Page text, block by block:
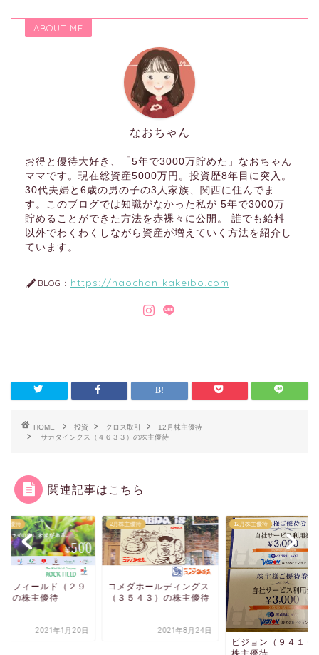
ABOUT ME
なおちゃん
お得と優待大好き、「5年で3000万貯めた」なおちゃん
ママです。現在総資産5000万円。投資歴8年目に突入。
30代夫婦と6歳の男の子の3人家族、関西に住んでま
す。このブログでは知識がなかった私が 5年で3000万
貯めることができた方法を赤裸々に公開。 誰でも給料
以外でわくわくしながら資産が増えていく方法を紹介し
ています。
BLOG： https://naochan-kakeibo.com
HOME 投資 クロス取引
12月株主優待
サカタインクス（４６３３）の株主優待
関連記事はこちら
主優待
クフィールド（２９
）の株主優待
2021年1月20日
2月株主優待
コメダホールディングス
（３５４３）の株主優待
2021年8月24日
12月株主優待
ビジョン（９４１６